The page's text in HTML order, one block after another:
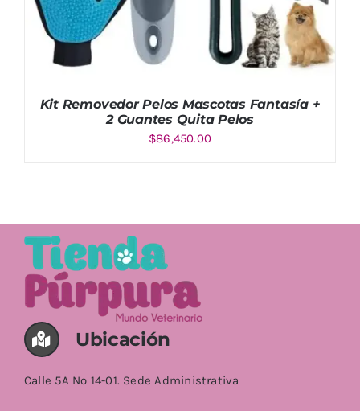
AÑADIR AL CARRITO
Kit Removedor Pelos Mascotas Fantasía +
2 Guantes Quita Pelos
$86,450.00
Ubicación
Calle 5A No 14-01. Sede Administrativa